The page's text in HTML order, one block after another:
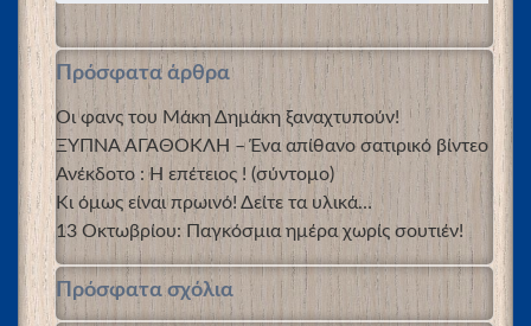
Πρόσφατα άρθρα
Οι φανς του Μάκη Δημάκη ξαναχτυπούν!
ΞΥΠΝΑ ΑΓΑΘΟΚΛΗ – Ένα απίθανο σατιρικό βίντεο
Ανέκδοτο : Η επέτειος ! (σύντομο)
Κι όμως είναι πρωινό! Δείτε τα υλικά…
13 Οκτωβρίου: Παγκόσμια ημέρα χωρίς σουτιέν!
Πρόσφατα σχόλια